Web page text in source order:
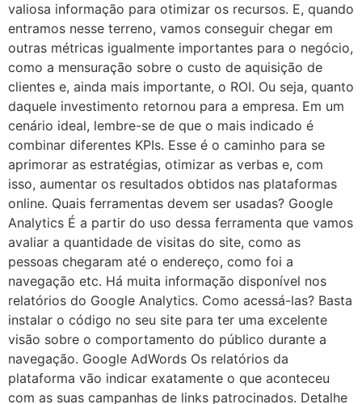
valiosa informação para otimizar os recursos. E, quando
entramos nesse terreno, vamos conseguir chegar em
outras métricas igualmente importantes para o negócio,
como a mensuração sobre o custo de aquisição de
clientes e, ainda mais importante, o ROI. Ou seja, quanto
daquele investimento retornou para a empresa. Em um
cenário ideal, lembre-se de que o mais indicado é
combinar diferentes KPIs. Esse é o caminho para se
aprimorar as estratégias, otimizar as verbas e, com
isso, aumentar os resultados obtidos nas plataformas
online. Quais ferramentas devem ser usadas? Google
Analytics É a partir do uso dessa ferramenta que vamos
avaliar a quantidade de visitas do site, como as
pessoas chegaram até o endereço, como foi a
navegação etc. Há muita informação disponível nos
relatórios do Google Analytics. Como acessá-las? Basta
instalar o código no seu site para ter uma excelente
visão sobre o comportamento do público durante a
navegação. Google AdWords Os relatórios da
plataforma vão indicar exatamente o que aconteceu
com as suas campanhas de links patrocinados. Detalhe